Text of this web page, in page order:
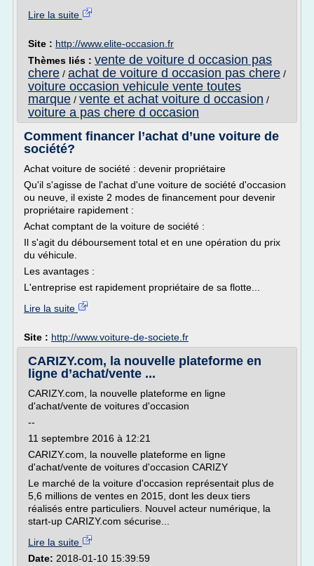
Lire la suite
Site : http://www.elite-occasion.fr
Thèmes liés : vente de voiture d occasion pas
chere / achat de voiture d occasion pas chere /
voiture occasion vehicule vente toutes
marque / vente et achat voiture d occasion /
voiture a pas chere d occasion
Comment financer l’achat d’une voiture de
société?
Achat voiture de société : devenir propriétaire
Qu'il s'agisse de l'achat d'une voiture de société d'occasion
ou neuve, il existe 2 modes de financement pour devenir
propriétaire rapidement :
Achat comptant de la voiture de société :
Il s'agit du déboursement total et en une opération du prix
du véhicule.
Les avantages :
L'entreprise est rapidement propriétaire de sa flotte...
Lire la suite
Site : http://www.voiture-de-societe.fr
CARIZY.com, la nouvelle plateforme en
ligne d’achat/vente ...
CARIZY.com, la nouvelle plateforme en ligne
d'achat/vente de voitures d'occasion
--
11 septembre 2016 à 12:21
CARIZY.com, la nouvelle plateforme en ligne
d'achat/vente de voitures d'occasion CARIZY
Le marché de la voiture d'occasion représentait plus de
5,6 millions de ventes en 2015, dont les deux tiers
réalisés entre particuliers. Nouvel acteur numérique, la
start-up CARIZY.com sécurise...
Lire la suite
Date: 2018-01-10 15:39:59